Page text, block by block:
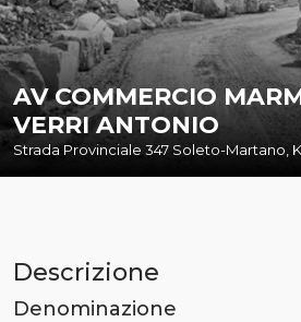
AV COMMERCIO
VERRI ANTONIO
Strada Provinciale 347 Soleto-Martano,
Descrizione
Denominazione